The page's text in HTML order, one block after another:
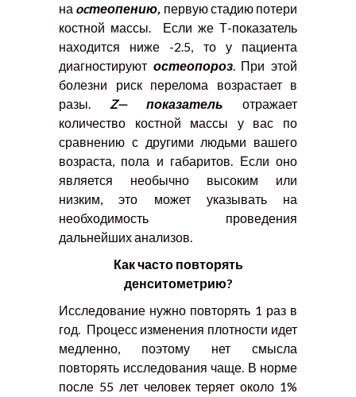
на ocтеопению, первую стадию потери
костной массы. Если же Т-показатель
находится ниже -2.5, то у пациента
диагностируют остеопороз. При этой
болезни риск перелома возрастает в
разы. Z— показатель отражает
количество костной массы у вас по
сравнению с другими людьми вашего
возраста, пола и габаритов. Если оно
является необычно высоким или
низким, это может указывать на
необходимость проведения
дальнейших анализов.
Как часто повторять
денситометрию?
Исследование нужно повторять 1 раз в
год. Процесс изменения плотности идет
медленно, поэтому нет смысла
повторять исследования чаще. В норме
после 55 лет человек теряет около 1%